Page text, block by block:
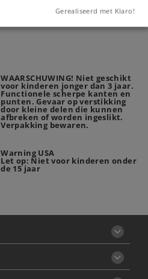
WAARSCHUWING! Niet geschikt
voor kinderen jonger dan 3 jaar.
Functionele scherpe kanten en
punten. Gevaar op verstikking
door kleine delen die kunnen
afbreken of worden ingeslikt.
Verpakking bewaren.
Warning USA
Let op: Niet voor kinderen onder
de 15 jaar
Gerealiseerd met Klaro!